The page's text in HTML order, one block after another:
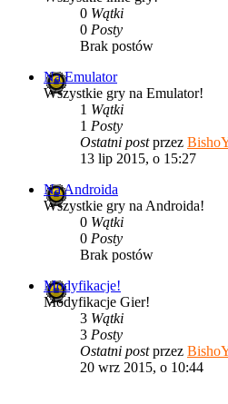
0 Wątki
0 Posty
Brak postów
Na Emulator
Wszystkie gry na Emulator!
1 Wątki
1 Posty
Ostatni postprzez
13 lip 2015, o 15:27
Na Androida
Wszystkie gry na Androida!
0 Wątki
0 Posty
Brak postów
Modyfikacje!
Modyfikacje Gier!
3 Wątki
3 Posty
Ostatni postprzez
20 wrz 2015, o 10:44